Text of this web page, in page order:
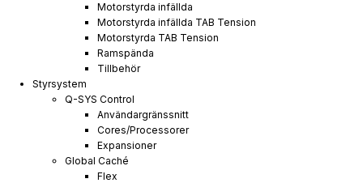
Motorstyrda infällda
Motorstyrda infällda TAB Tension
Motorstyrda TAB Tension
Ramspända
Tillbehör
Styrsystem
Q-SYS Control
Användargränssnitt
Cores/Processorer
Expansioner
Global Caché
Flex